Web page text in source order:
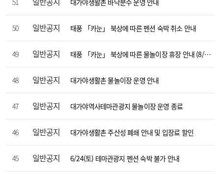
50 일반공지 태풍 「카눈」 북상에 따른 펜션 숙박 취소 안내
49 일반공지 태풍 「카눈」 북상에 따른 물놀이장 휴장 안내 (8/9~8/10)
48 일반공지 대가야생활촌 물놀이장 운영 안내
47 일반공지 대가야역사테마관광지 물놀이장 운영 종료
46 일반공지 대가야생활촌 주산성 폐쇄 안내 및 입장료 할인
45 일반공지 6/24(토) 테마관광지 펜션 숙박 불가 안내